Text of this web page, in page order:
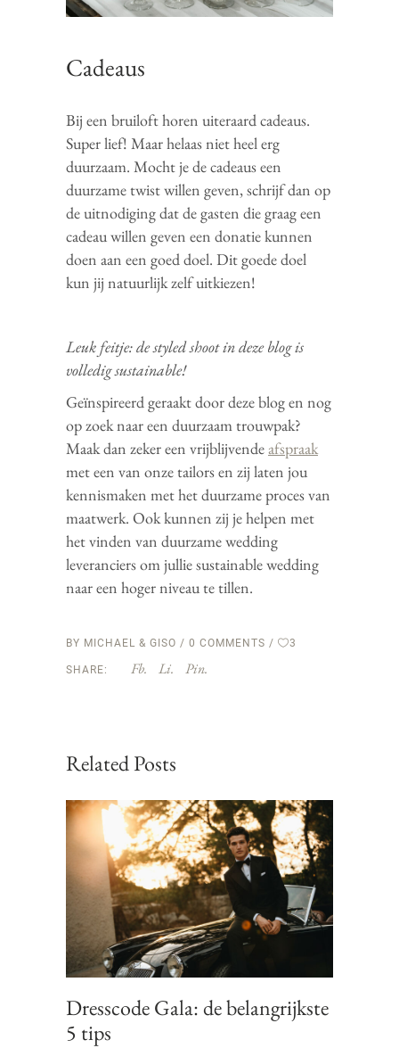
Cadeaus
Bij een bruiloft horen uiteraard cadeaus.
Super lief! Maar helaas niet heel erg
duurzaam. Mocht je de cadeaus een
duurzame twist willen geven, schrijf dan op
de uitnodiging dat de gasten die graag een
cadeau willen geven een donatie kunnen
doen aan een goed doel. Dit goede doel
kun jij natuurlijk zelf uitkiezen!
Leuk feitje: de styled shoot in deze blog is
volledig sustainable!
Geïnspireerd geraakt door deze blog en nog
op zoek naar een duurzaam trouwpak?
Maak dan zeker een vrijblijvendeafspraak
met een van onze tailors en zij laten jou
kennismaken met het duurzame proces van
maatwerk. Ook kunnen zij je helpen met
het vinden van duurzame wedding
leveranciers om jullie sustainable wedding
naar een hoger niveau te tillen.
BY MICHAEL & GISO 0 COMMENTS 3
SHARE: Fb. Li. Pin.
Related Posts
Dresscode Gala: de belangrijkste
5 tips